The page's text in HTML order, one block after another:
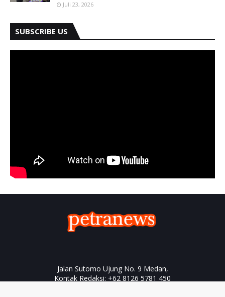
Juli 23, 2026
SUBSCRIBE US
Jalan Sutomo Ujung No. 9 Medan,
Kontak Redaksi: +62 8126 5781 450